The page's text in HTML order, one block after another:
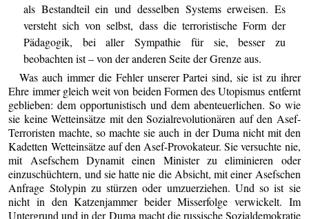
als Bestandteil ein und desselben Systems erweisen. Es
versteht sich von selbst, dass die terroristische Form der
Pädagogik, bei aller Sympathie für sie, besser zu
beobachten ist – von der anderen Seite der Grenze aus.
Was auch immer die Fehler unserer Partei sind, sie ist zu ihrer
Ehre immer gleich weit von beiden Formen des Utopismus entfernt
geblieben: dem opportunistisch und dem abenteuerlichen. So wie
sie keine Wetteinsätze mit den Sozialrevolutionären auf den Asef-
Terroristen machte, so machte sie auch in der Duma nicht mit den
Kadetten Wetteinsätze auf den Asef-Provokateur. Sie versuchte nie,
mit Asefschem Dynamit einen Minister zu eliminieren oder
einzuschüchtern, und sie hatte nie die Absicht, mit einer Asefschen
Anfrage Stolypin zu stürzen oder umzuerziehen. Und so ist sie
nicht in den Katzenjammer beider Misserfolge verwickelt. Im
Untergrund und in der Duma macht die russische Sozialdemokratie